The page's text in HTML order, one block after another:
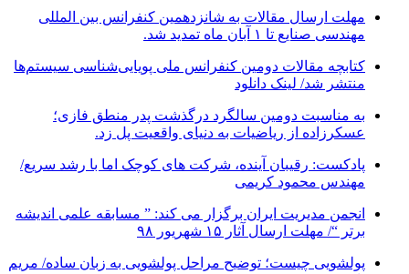
مهلت ارسال مقالات به شانزدهمین کنفرانس بین المللی
مهندسی صنایع تا ۱ آبان ماه تمدید شد.
کتابچه مقالات دومین کنفرانس ملی پویایی‌شناسی سیستم‌ها
منتشر شد/ لینک دانلود
به مناسبت دومین سالگرد درگذشت پدر منطق فازی؛
عسکرزاده از ریاضیات به دنیای واقعیت پل زد.
پادکست: رقیبان آینده، شرکت های کوچک اما با رشد سریع/
مهندس محمود کریمی
انجمن مدیریت ایران برگزار می کند: ” مسابقه علمی اندیشه
برتر “/ مهلت ارسال آثار ۱۵ شهریور ۹۸
پولشویی چیست؛ توضیح مراحل پولشویی به زبان ساده/ مریم